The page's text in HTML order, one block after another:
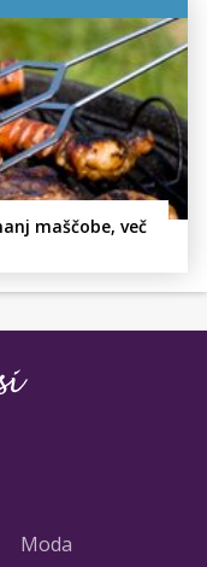
maščobe, več
Moda